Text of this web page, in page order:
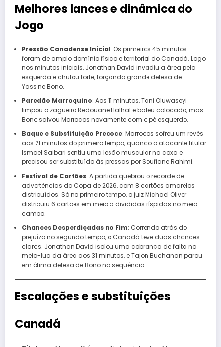
Melhores lances e dinâmica do
Jogo
Pressão Canadense Inicial: Os primeiros 45 minutos
foram de amplo domínio físico e territorial do Canadá. Logo
nos minutos iniciais, Jonathan David invadiu a área pela
esquerda e chutou forte, forçando grande defesa de
Yassine Bono.
Paredão Marroquino: Aos 11 minutos, Tani Oluwaseyi
limpou o zagueiro Redouane Halhal e bateu colocado, mas
Bono salvou Marrocos novamente com o pé esquerdo.
Baque e Substituição Precoce: Marrocos sofreu um revés
aos 21 minutos do primeiro tempo, quando o atacante titular
Ismael Saibari sentiu uma lesão muscular na coxa e
precisou ser substituído às pressas por Soufiane Rahimi.
Festival de Cartões: A partida quebrou o recorde de
advertências da Copa de 2026, com 8 cartões amarelos
distribuídos. Só no primeiro tempo, o juiz Michael Oliver
distribuiu 6 cartões em meio a divididas ríspidas no meio-
campo.
Chances Desperdiçadas no Fim: Correndo atrás do
prejuízo no segundo tempo, o Canadá teve duas chances
claras. Jonathan David isolou uma cobrança de falta na
meia-lua da área aos 31 minutos, e Tajon Buchanan parou
em ótima defesa de Bono na sequência.
Escalações e substituições
Canadá